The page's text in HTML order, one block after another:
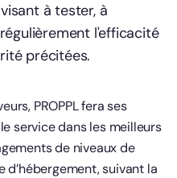
à tester, à
l'efficacité
précitées.
PROPPL fera ses
service dans les meilleurs
de niveaux de
suivant la